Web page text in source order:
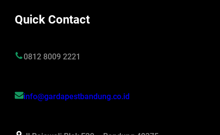
Quick Contact
0812 8009 2221
info@gardapestbandung.co.id